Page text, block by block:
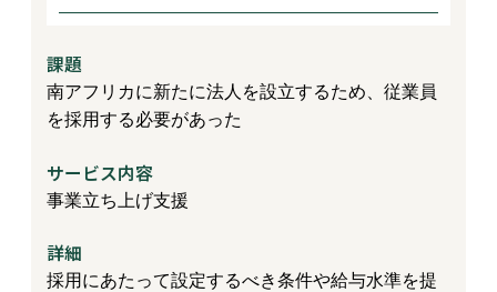
課題
南アフリカに新たに法人を設立するため、従業員
を採用する必要があった
サービス内容
事業立ち上げ支援
詳細
採用にあたって設定するべき条件や給与水準を提